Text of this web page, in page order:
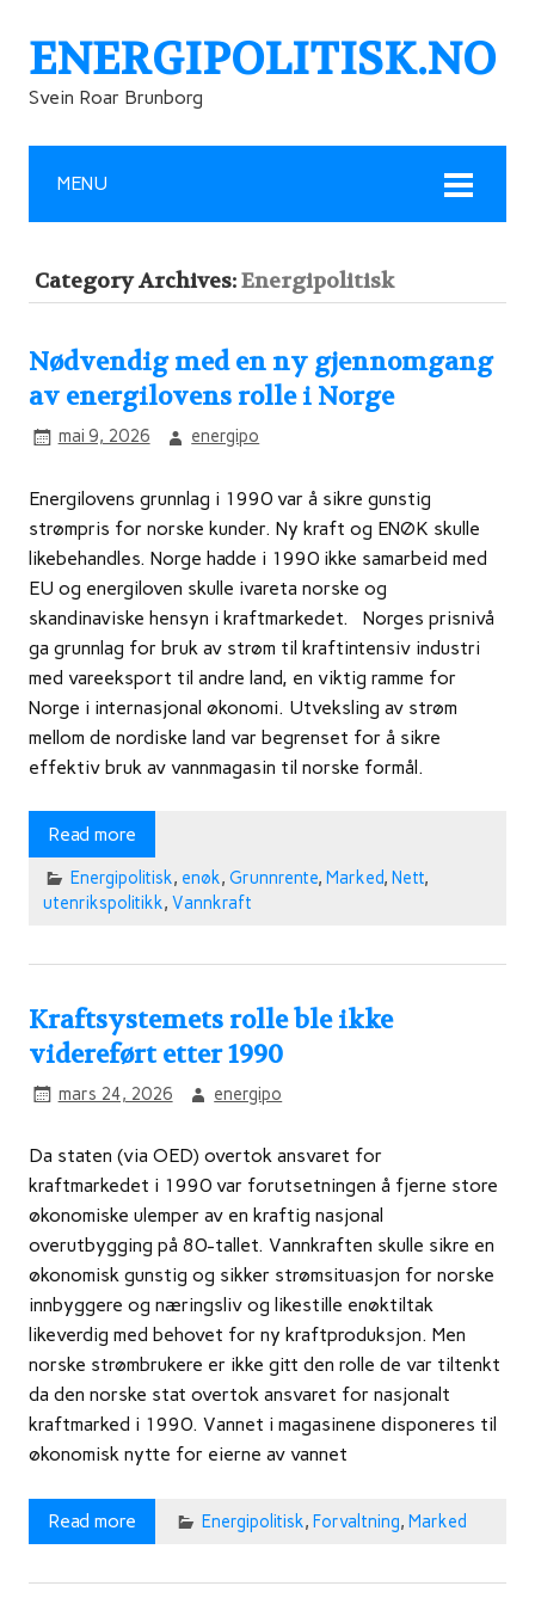
ENERGIPOLITISK.NO
Svein Roar Brunborg
MENU
Category Archives:Energipolitisk
Nødvendig med en ny gjennomgang
av energilovens rolle i Norge
mai 9, 2026 energipo
Energilovens grunnlag i 1990 var å sikre gunstig
strømpris for norske kunder. Ny kraft og ENØK skulle
likebehandles. Norge hadde i 1990 ikke samarbeid med
EU og energiloven skulle ivareta norske og
skandinaviske hensyn i kraftmarkedet. Norges prisnivå
ga grunnlag for bruk av strøm til kraftintensiv industri
med vareeksport til andre land, en viktig ramme for
Norge i internasjonal økonomi. Utveksling av strøm
mellom de nordiske land var begrenset for å sikre
effektiv bruk av vannmagasin til norske formål.
Read more
Energipolitisk, enøk, Grunnrente, Marked, Nett,
utenrikspolitikk, Vannkraft
Kraftsystemets rolle ble ikke
videreført etter 1990
mars 24, 2026 energipo
Da staten (via OED) overtok ansvaret for
kraftmarkedet i 1990 var forutsetningen å fjerne store
økonomiske ulemper av en kraftig nasjonal
overutbygging på 80-tallet. Vannkraften skulle sikre en
økonomisk gunstig og sikker strømsituasjon for norske
innbyggere og næringsliv og likestille enøktiltak
likeverdig med behovet for ny kraftproduksjon. Men
norske strømbrukere er ikke gitt den rolle de var tiltenkt
da den norske stat overtok ansvaret for nasjonalt
kraftmarked i 1990. Vannet i magasinene disponeres til
økonomisk nytte for eierne av vannet
Read more Energipolitisk, Forvaltning, Marked